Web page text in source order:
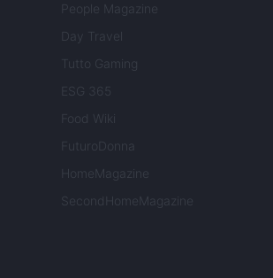
People Magazine
Day Travel
Tutto Gaming
ESG 365
Food Wiki
FuturoDonna
HomeMagazine
SecondHomeMagazine